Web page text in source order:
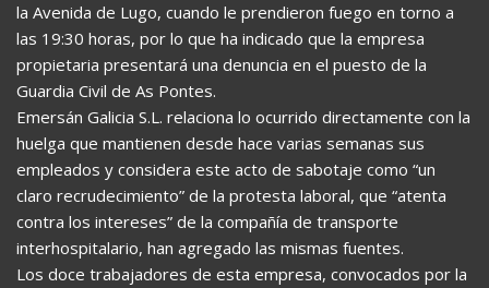
la Avenida de Lugo, cuando le prendieron fuego en torno a
las 19:30 horas, por lo que ha indicado que la empresa
propietaria presentará una denuncia en el puesto de la
Guardia Civil de As Pontes.
Emersán Galicia S.L. relaciona lo ocurrido directamente con la
huelga que mantienen desde hace varias semanas sus
empleados y considera este acto de sabotaje como “un
claro recrudecimiento” de la protesta laboral, que “atenta
contra los intereses” de la compañía de transporte
interhospitalario, han agregado las mismas fuentes.
Los doce trabajadores de esta empresa, convocados por la